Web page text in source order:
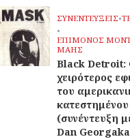
ΣΥΝΕΝΤΕΥΞΕΙΣ•
•
ΕΠΙΜΟΝΟΣ
ΜΑΗΣ
Black Detroit:
χειρότερος
του
κατεστημένου
(συνέντευξη
Dan